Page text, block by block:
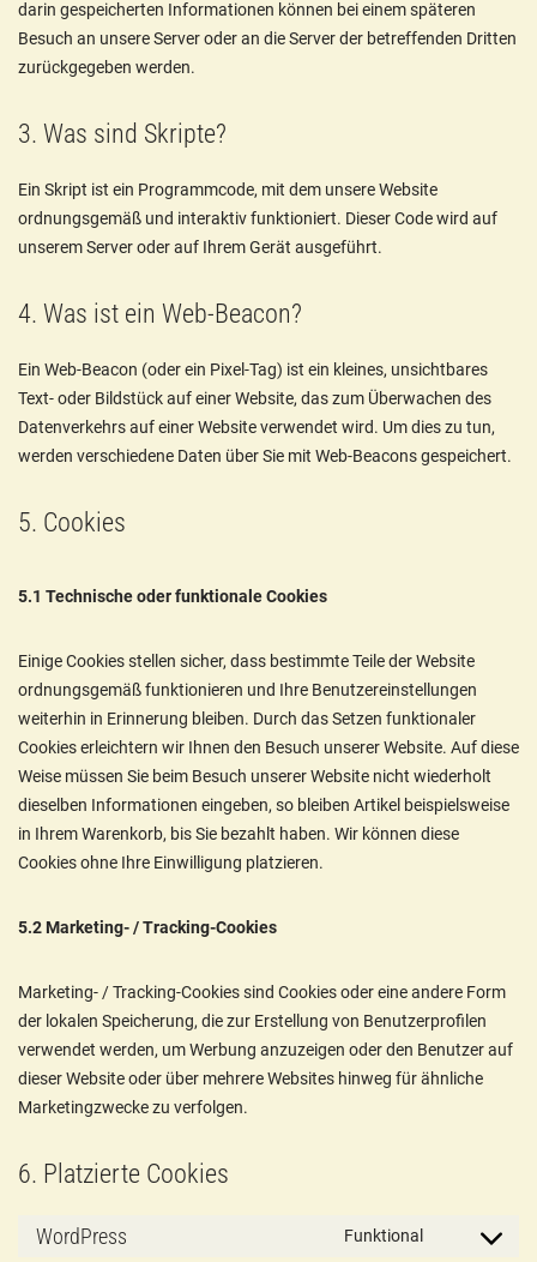
darin gespeicherten Informationen können bei einem späteren
Besuch an unsere Server oder an die Server der betreffenden Dritten
zurückgegeben werden.
3. Was sind Skripte?
Ein Skript ist ein Programmcode, mit dem unsere Website
ordnungsgemäß und interaktiv funktioniert. Dieser Code wird auf
unserem Server oder auf Ihrem Gerät ausgeführt.
4. Was ist ein Web-Beacon?
Ein Web-Beacon (oder ein Pixel-Tag) ist ein kleines, unsichtbares
Text- oder Bildstück auf einer Website, das zum Überwachen des
Datenverkehrs auf einer Website verwendet wird. Um dies zu tun,
werden verschiedene Daten über Sie mit Web-Beacons gespeichert.
5. Cookies
5.1 Technische oder funktionale Cookies
Einige Cookies stellen sicher, dass bestimmte Teile der Website
ordnungsgemäß funktionieren und Ihre Benutzereinstellungen
weiterhin in Erinnerung bleiben. Durch das Setzen funktionaler
Cookies erleichtern wir Ihnen den Besuch unserer Website. Auf diese
Weise müssen Sie beim Besuch unserer Website nicht wiederholt
dieselben Informationen eingeben, so bleiben Artikel beispielsweise
in Ihrem Warenkorb, bis Sie bezahlt haben. Wir können diese
Cookies ohne Ihre Einwilligung platzieren.
5.2 Marketing- / Tracking-Cookies
Marketing- / Tracking-Cookies sind Cookies oder eine andere Form
der lokalen Speicherung, die zur Erstellung von Benutzerprofilen
verwendet werden, um Werbung anzuzeigen oder den Benutzer auf
dieser Website oder über mehrere Websites hinweg für ähnliche
Marketingzwecke zu verfolgen.
6. Platzierte Cookies
WordPress Funktional